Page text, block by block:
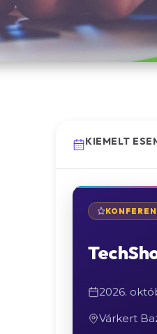
KIEMELT
2026.
Várkert